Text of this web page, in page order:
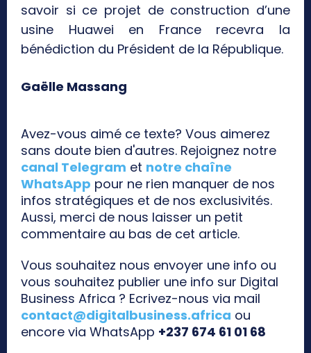
savoir si ce projet de construction d’une
usine Huawei en France recevra la
bénédiction du Président de la République.
Gaëlle Massang
Avez-vous aimé ce texte? Vous aimerez
sans doute bien d'autres. Rejoignez notre
canal Telegram et notre chaîne
WhatsApp pour ne rien manquer de nos
infos stratégiques et de nos exclusivités.
Aussi, merci de nous laisser un petit
commentaire au bas de cet article.
Vous souhaitez nous envoyer une info ou
vous souhaitez publier une info sur Digital
Business Africa ? Ecrivez-nous via mail
contact@digitalbusiness.africa ou
encore via WhatsApp +237 674 61 01 68